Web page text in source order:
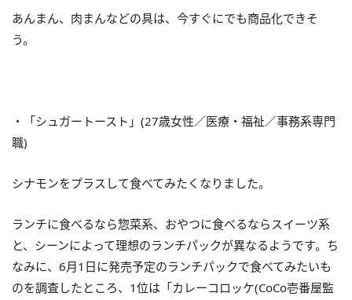
あんまん、肉まんなどの具は、今すぐにでも商品化できそ
う。
・「シュガートースト」(27歳女性／医療・福祉／事務系専門
職)
シナモンをプラスして食べてみたくなりました。
ランチに食べるなら惣菜系、おやつに食べるならスイーツ系
と、シーンによって理想のランチパックが異なるようです。ち
なみに、6月1日に発売予定のランチパックで食べてみたいも
のを調査したところ、1位は「カレーコロッケ(CoCo壱番屋監